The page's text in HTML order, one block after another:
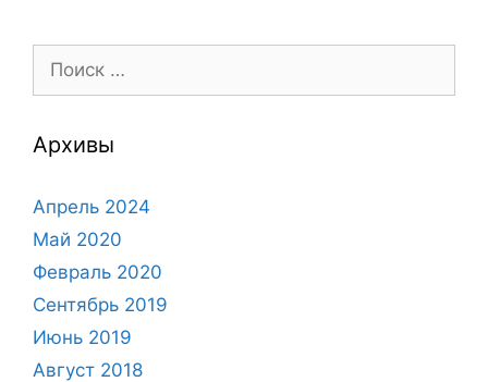
Архивы
Апрель 2024
Май 2020
Февраль 2020
Сентябрь 2019
Июнь 2019
Август 2018